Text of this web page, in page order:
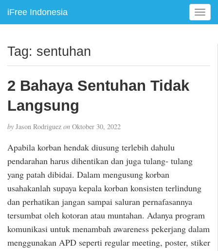
iFree Indonesia
T
o
e
Tag: sentuhan
2 Bahaya Sentuhan Tidak
Langsung
by Jason Rodriguez on Oktober 30, 2022
Apabila korban hendak diusung terlebih dahulu
pendarahan harus dihentikan dan juga tulang- tulang
yang patah dibidai. Dalam mengusung korban
usahakanlah supaya kepala korban konsisten terlindung
dan perhatikan jangan sampai saluran pernafasannya
tersumbat oleh kotoran atau muntahan. Adanya program
komunikasi untuk menambah awareness pekerjang dalam
menggunakan APD seperti regular meeting, poster, stiker